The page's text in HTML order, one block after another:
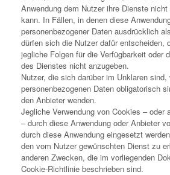
Anwendung dem Nutzer ihre Dienste
kann. In Fällen, in denen diese
personenbezogener Daten ausdrücklich
dürfen sich die Nutzer dafür entscheiden,
jegliche Folgen für die Verfügbarkeit oder
des Dienstes nicht anzugeben.
Nutzer, die sich darüber im Unklaren sind,
personenbezogenen Daten obligatorisch
den Anbieter wenden.
Jegliche Verwendung von Cookies – oder
– durch diese Anwendung oder Anbieter
durch diese Anwendung eingesetzt
den vom Nutzer gewünschten Dienst zu
anderen Zwecken, die im vorliegenden
Cookie-Richtlinie beschrieben sind.